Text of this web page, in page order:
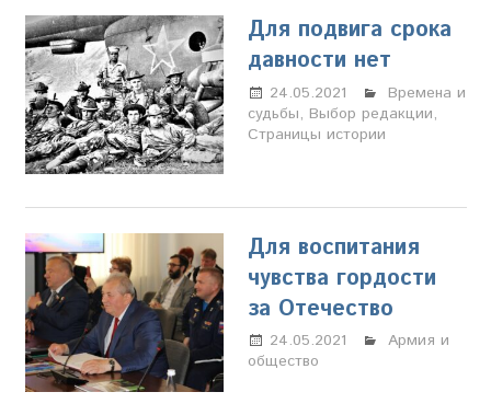
Для подвига срока
давности нет
24.05.2021
Настя
Свиридова
Времена и
судьбы, Выбор редакции,
Страницы истории
Для воспитания
чувства гордости
за Отечество
24.05.2021
Настя
Армия и
общество